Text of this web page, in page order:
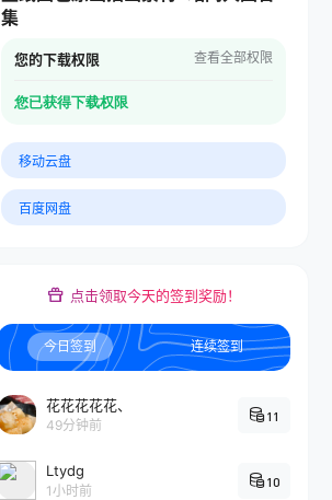
集
您的下载权限 查看全部权限
您已获得下载权限
移动云盘
百度网盘
点击领取今天的签到奖励！
今日签到 连续签到
花花花花花、
49分钟前
11
Ltydg
1小时前
10